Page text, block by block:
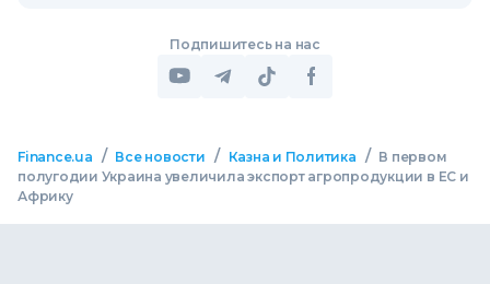
Подпишитесь на нас
Finance.ua / Все новости / Казна и Политика / В первом
полугодии Украина увеличила экспорт агропродукции в ЕС и
Африку